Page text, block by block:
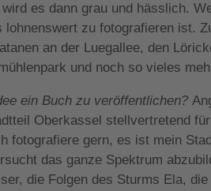
es dann grau und hässlich.
lohnenswert zu fotografieren ist.
an der Luegallee, den
und noch so vieles
ein Buch zu veröffentlichen?
Oberkassel stellvertretend
fotografiere gern, es ist mein
das ganze Spektrum
die Folgen des Sturms Ela,